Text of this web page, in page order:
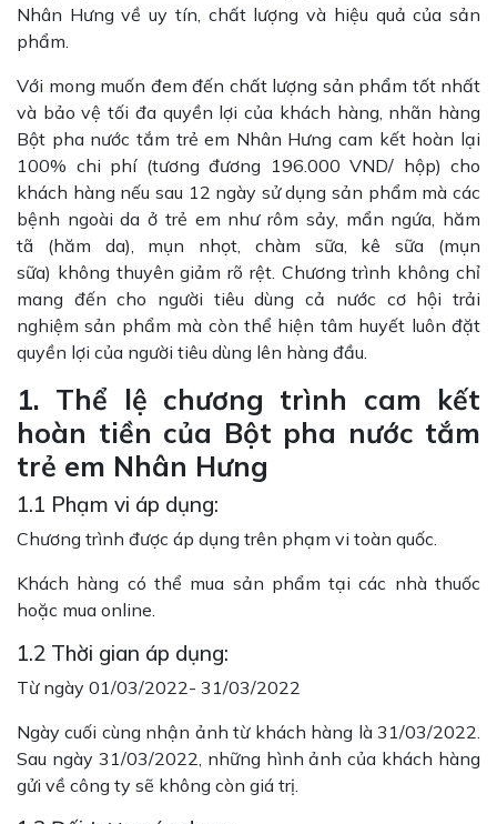
Nhân Hưng về uy tín, chất lượng và hiệu quả của sản
phẩm.
Với mong muốn đem đến chất lượng sản phẩm tốt nhất
và bảo vệ tối đa quyền lợi của khách hàng, nhãn hàng
Bột pha nước tắm trẻ em Nhân Hưng cam kết hoàn lại
100% chi phí (tương đương 196.000 VND/ hộp) cho
khách hàng nếu sau 12 ngày sử dụng sản phẩm mà các
bệnh ngoài da ở trẻ em như rôm sảy, mẩn ngứa, hăm
tã (hăm da), mụn nhọt, chàm sữa, kê sữa (mụn
sữa) không thuyên giảm rõ rệt. Chương trình không chỉ
mang đến cho người tiêu dùng cả nước cơ hội trải
nghiệm sản phẩm mà còn thể hiện tâm huyết luôn đặt
quyền lợi của người tiêu dùng lên hàng đầu.
1. Thể lệ chương trình cam kết
hoàn tiền của Bột pha nước tắm
trẻ em Nhân Hưng
1.1 Phạm vi áp dụng:
Chương trình được áp dụng trên phạm vi toàn quốc.
Khách hàng có thể mua sản phẩm tại các nhà thuốc
hoặc mua online.
1.2 Thời gian áp dụng:
Từ ngày 01/03/2022- 31/03/2022
Ngày cuối cùng nhận ảnh từ khách hàng là 31/03/2022.
Sau ngày 31/03/2022, những hình ảnh của khách hàng
gửi về công ty sẽ không còn giá trị.